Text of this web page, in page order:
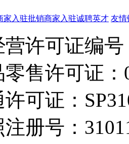
家入驻批销商家入驻诚聘英才 友情
营许可证编
售许可证：
可证：
册号：